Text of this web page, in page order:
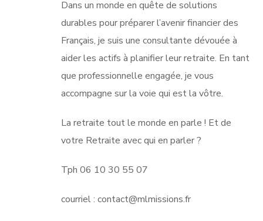
Dans un monde en quête de solutions
durables pour préparer l’avenir financier des
Français, je suis une consultante dévouée à
aider les actifs à planifier leur retraite. En tant
que professionnelle engagée, je vous
accompagne sur la voie qui est la vôtre.
La retraite tout le monde en parle ! Et de
votre Retraite avec qui en parler ?
Tph 06 10 30 55 07
courriel : contact@mlmissions.fr